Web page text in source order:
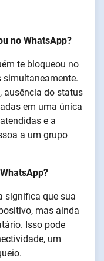
no WhatsApp?
te bloqueou no
simultaneamente.
ausência do status
em uma única
e a
a um grupo
significa que sua
mas ainda
Isso pode
um